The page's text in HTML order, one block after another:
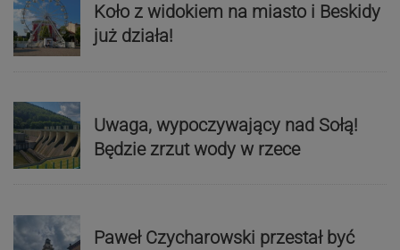
Koło z widokiem na miasto i Beskidy
już działa!
Uwaga, wypoczywający nad Sołą!
Będzie zrzut wody w rzece
Paweł Czycharowski przestał być